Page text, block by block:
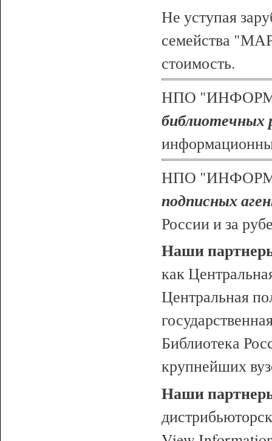
Не уступая
семейства
стоимость.
НПО
библиотечных
НПО
подписных
России и за
Наши
как
Центральная
Библиотека
крупнейших
Наши